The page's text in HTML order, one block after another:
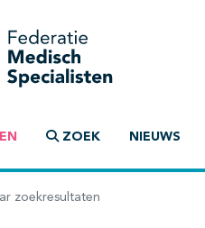
ZOEK NIEUWS
zoekresultaten